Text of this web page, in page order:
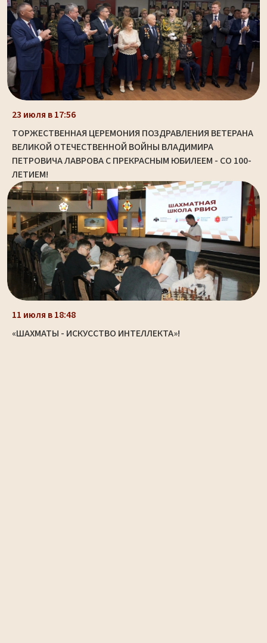
23 июля в 17:56
ТОРЖЕСТВЕННАЯ ЦЕРЕМОНИЯ ПОЗДРАВЛЕНИЯ ВЕТЕРАНА
ВЕЛИКОЙ ОТЕЧЕСТВЕННОЙ ВОЙНЫ ВЛАДИМИРА
ПЕТРОВИЧА ЛАВРОВА С ПРЕКРАСНЫМ ЮБИЛЕЕМ - СО 100-
ЛЕТИЕМ!
11 июля в 18:48
«ШАХМАТЫ - ИСКУССТВО ИНТЕЛЛЕКТА»!